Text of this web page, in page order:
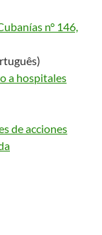
n° 146,
a hospitales
de acciones